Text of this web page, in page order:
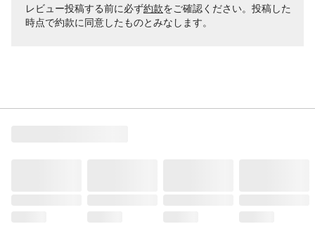
レビュー投稿する前に必ず約款をご確認ください。投稿した
時点で約款に同意したものとみなします。